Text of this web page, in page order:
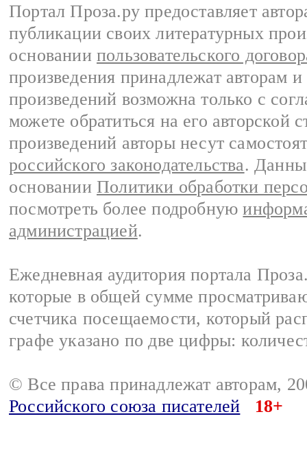
Портал Проза.ру предоставляет
публикации своих литературных
основании пользовательского
произведения принадлежат авторам
произведений возможна только с
можете обратиться на его авторской
произведений авторы несут
российского законодательства.
основании Политики обработки
посмотреть более подробную
администрацией.
Ежедневная аудитория портала
которые в общей сумме
счетчика посещаемости, который
графе указано по две цифры:
© Все права принадлежат авторам,
Российского союза писателей
18+